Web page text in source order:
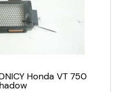
Honda VT 750